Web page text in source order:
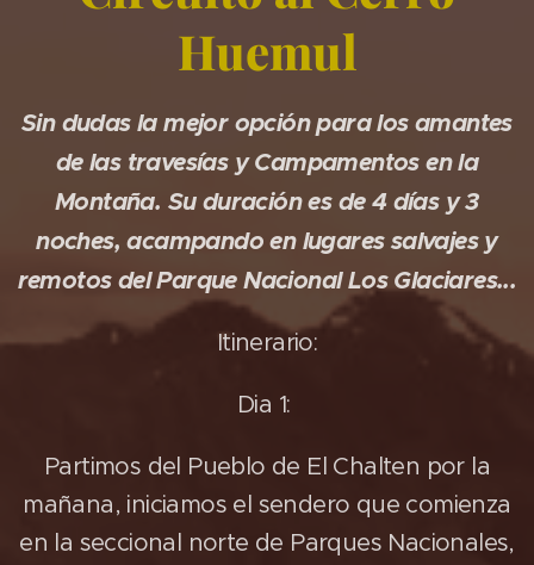
Huemul
Sin dudas la mejor opción para los amantes
de las travesías y Campamentos en la
Montaña. Su duración es de 4 días y 3
noches, acampando en lugares salvajes y
remotos del Parque Nacional Los Glaciares...
Itinerario:
Dia 1:
Partimos del Pueblo de El Chalten por la
mañana, iniciamos el sendero que comienza
en la seccional norte de Parques Nacionales,